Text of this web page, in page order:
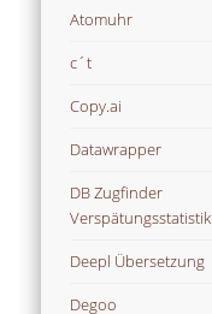
Atomuhr
c´t
Copy.ai
Datawrapper
DB Zugfinder
Verspätungsstatistik
Deepl Übersetzung
Degoo